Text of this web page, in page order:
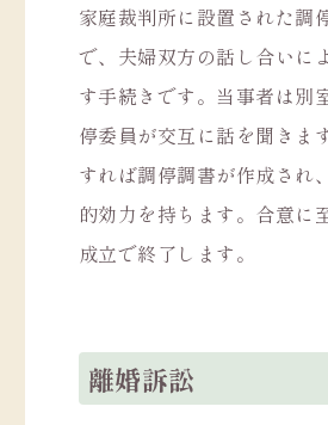
家庭裁判所に設置された調
で、夫婦双方の話し合いに
す手続きです。当事者は別
停委員が交互に話を聞きま
すれば調停調書が作成され
的効力を持ちます。合意に
成立で終了します。
離婚訴訟